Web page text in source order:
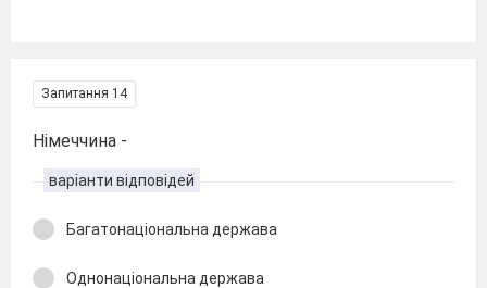
Запитання 14
Німеччина -
варіанти відповідей
Багатонаціональна держава
Однонаціональна держава